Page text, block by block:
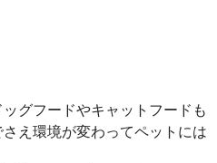
グフードやキャットフードも
え環境が変わってペットには